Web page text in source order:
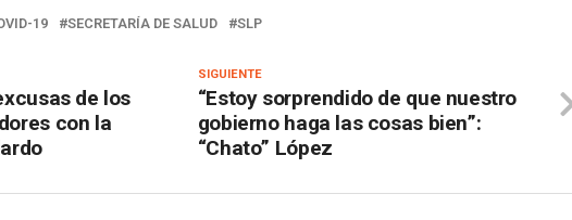
19 SECRETARÍA DE SALUD SLP
SIGUIENTE
“Estoy sorprendido de que nuestro
gobierno haga las cosas bien”:
“Chato” López
de los
con la